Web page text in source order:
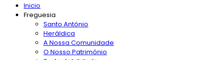
Inicio
Freguesia
Santo António
Heráldica
A Nossa Comunidade
O Nosso Património